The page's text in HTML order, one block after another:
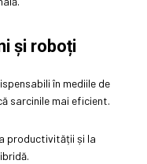
și roboți
în mediile de
sarcinile mai eficient.
productivității și la